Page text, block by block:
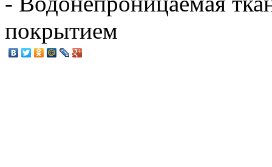
покрытием